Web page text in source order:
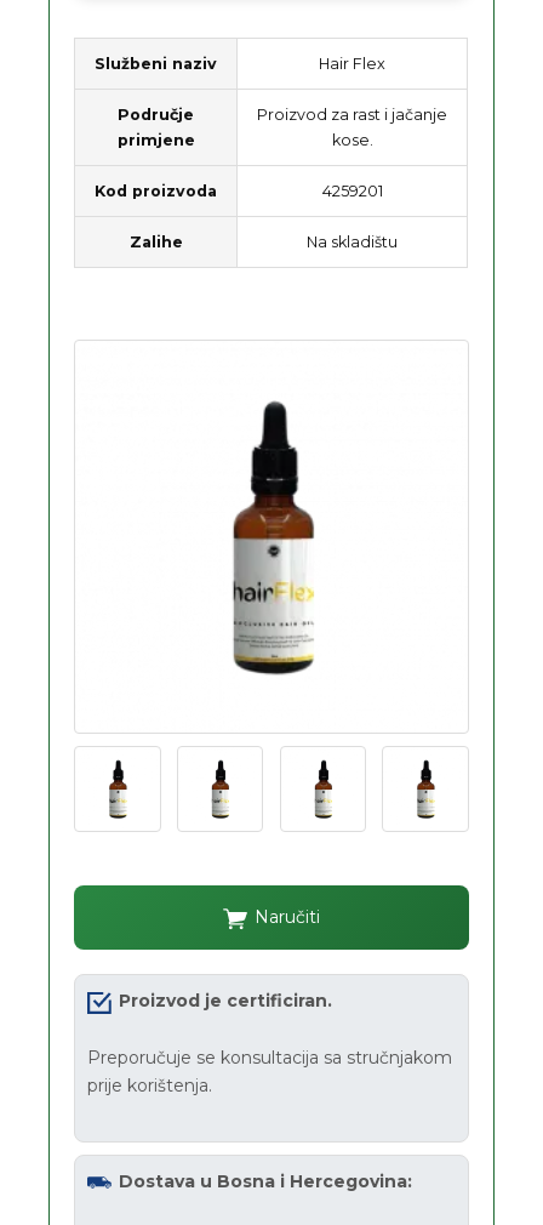
Službeni naziv Hair Flex
Područje
primjene
Proizvod za rast i jačanje
kose.
Kod proizvoda 4259201
Zalihe Na skladištu
Naručiti
Proizvod je certificiran.
Preporučuje se konsultacija sa stručnjakom
prije korištenja.
Dostava u Bosna i Hercegovina: